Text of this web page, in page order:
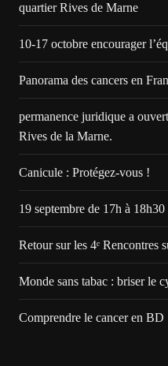
quartier Rives de Marne
10-17 octobre encourager
Panorama des cancers en
permanence juridique a
Rives de la Marne.
Canicule : Protégez-vous !
19 septembre de 17h à
Retour sur les 4ᵉ Rencontres
Monde sans tabac : briser le
Comprendre le cancer en BD